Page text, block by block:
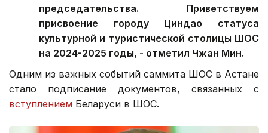
председательства. Приветствуем
присвоение городу Циндао статуса
культурной и туристической столицы ШОС
на 2024-2025 годы, - отметил Чжан Мин.
Одним из важных событий саммита ШОС в Астане
стало подписание документов, связанных с
вступлением Беларуси в ШОС.